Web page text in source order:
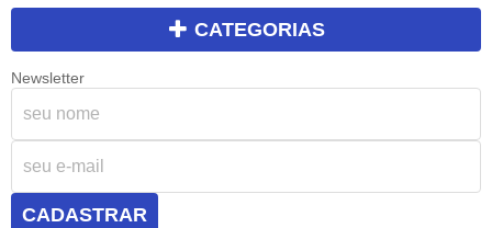
CATEGORIAS
Newsletter
CADASTRAR